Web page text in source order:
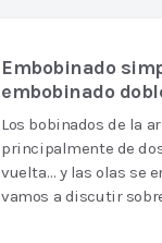
Embobinado
embobinado
Los bobinados de la
principalmente de
vuelta… y las olas se
vamos a discutir